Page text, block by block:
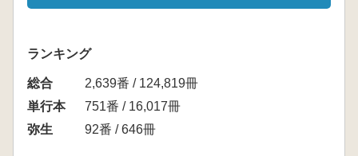
ランキング
総合
2,639番 / 124,819冊
単行本
751番 / 16,017冊
弥生
92番 / 646冊